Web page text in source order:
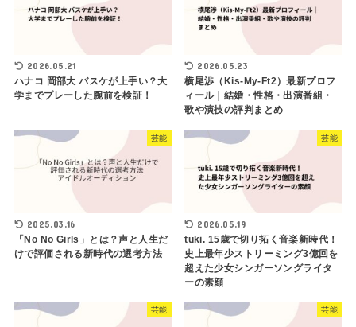
2026.05.21
ハナコ 岡部大 バスケが上手い？大
学までプレーした腕前を検証！
2026.05.23
横尾渉（Kis-My-Ft2）最新プロフ
ィール｜結婚・性格・出演番組・
歌や演技の評判まとめ
芸能
2025.03.16
「No No Girls」とは？声と人生だ
けで評価される新時代の選考方法
芸能
2026.05.19
tuki. 15歳で切り拓く音楽新時代！
史上最年少ストリーミング3億回を
超えた少女シンガーソングライタ
ーの素顔
芸能 芸能